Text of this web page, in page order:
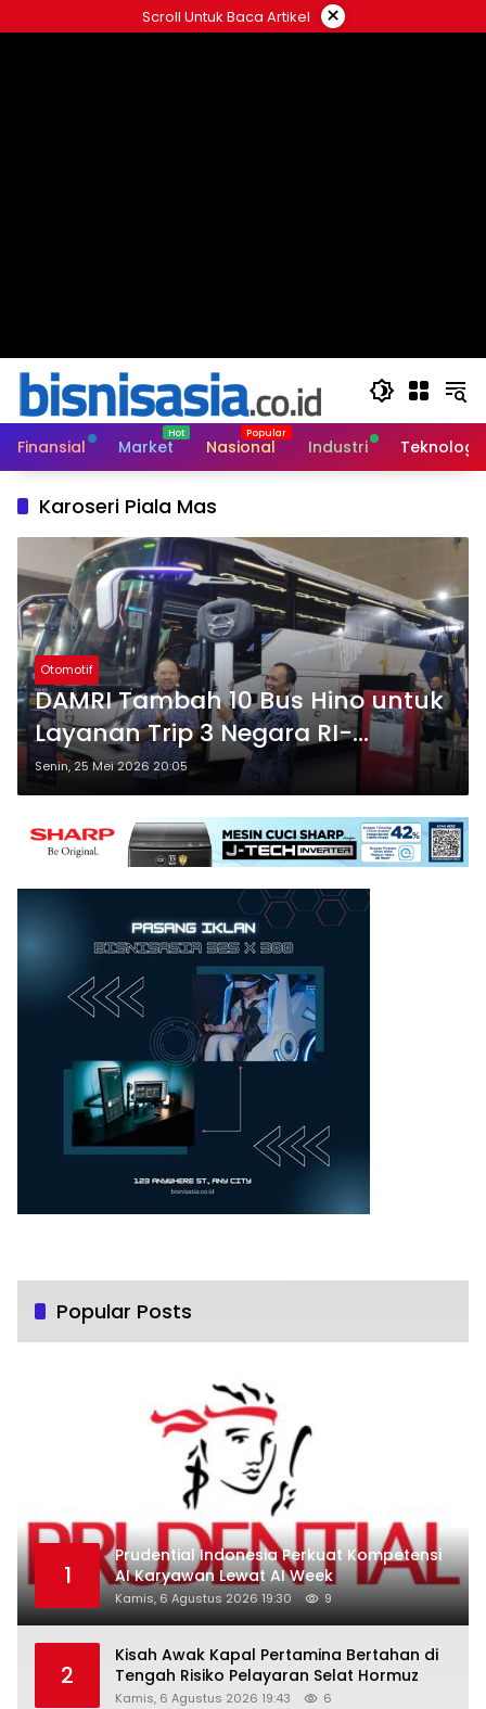
ke
Scroll Untuk Baca Artikel ×
Finansial Market Nasional Industri Teknologi
Karoseri Piala Mas
Otomotif
DAMRI Tambah 10 Bus Hino untuk
Layanan Trip 3 Negara RI-
Malaysia-Brunei
Senin, 25 Mei 2026 20:05
Popular Posts
1
Prudential Indonesia Perkuat Kompetensi
AI Karyawan Lewat AI Week
Kamis, 6 Agustus 2026 19:30 9
2
Kisah Awak Kapal Pertamina Bertahan di
Tengah Risiko Pelayaran Selat Hormuz
Kamis, 6 Agustus 2026 19:43 6